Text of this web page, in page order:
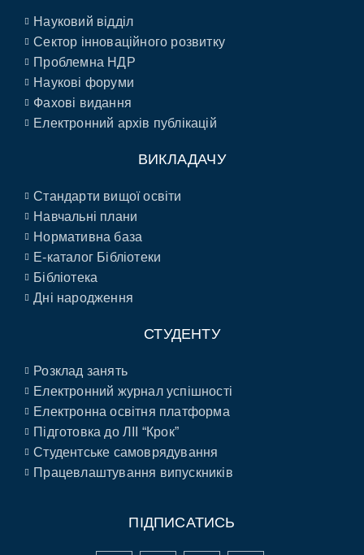
Науковий відділ
Сектор інноваційного розвитку
Проблемна НДР
Наукові форуми
Фахові видання
Електронний архів публікацій
ВИКЛАДАЧУ
Стандарти вищої освіти
Навчальні плани
Нормативна база
E-каталог Бібліотеки
Бібліотека
Дні народження
СТУДЕНТУ
Розклад занять
Електронний журнал успішності
Електронна освітня платформа
Підготовка до ЛІІ “Крок”
Студентське самоврядування
Працевлаштування випускників
ПІДПИСАТИСЬ